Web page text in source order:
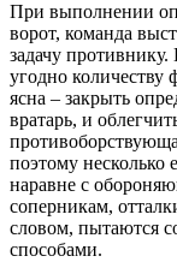
При выполнении
ворот, команда
задачу
угодно количеству
ясна – закрыть
вратарь, и
поэтому несколько
наравне с
соперникам,
словом, пытаются
способами.